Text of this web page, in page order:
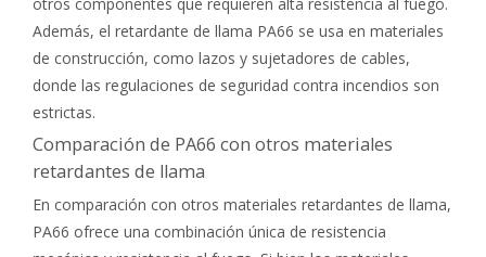
Además, el retardante de llama PA66 se usa en materiales
de construcción, como lazos y sujetadores de cables,
donde las regulaciones de seguridad contra incendios son
estrictas.
Comparación de PA66 con otros materiales
retardantes de llama
En comparación con otros materiales retardantes de llama,
PA66 ofrece una combinación única de resistencia